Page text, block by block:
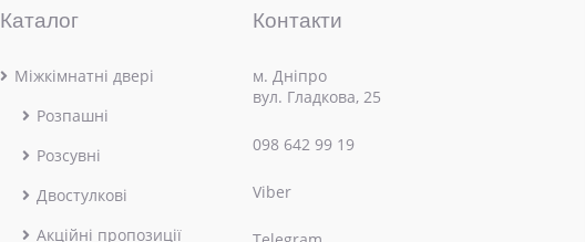
Каталог
Міжкімнатні двері
Розпашні
Розсувні
Двостулкові
Акційні пропозиції
Контакти
м. Дніпро
вул. Гладкова, 25
098 642 99 19
Viber